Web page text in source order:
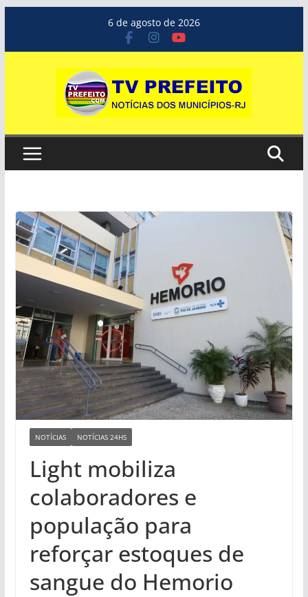
o
6 de agosto de 2026
NOTÍCIAS NOTÍCIAS 24HS
Light mobiliza
colaboradores e
população para
reforçar estoques de
sangue do Hemorio